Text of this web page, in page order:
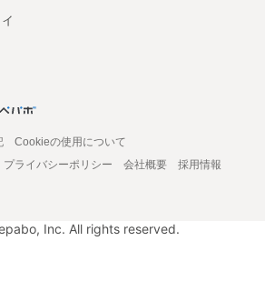
Cookieの使用について
プライバシーポリシー 会社概要
採用情報
Inc. All rights reserved.